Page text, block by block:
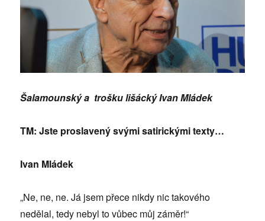
Šalamounský a trošku lišácký Ivan Mládek
TM: Jste proslavený svými satirickými texty…
Ivan Mládek
„Ne, ne, ne. Já jsem přece nikdy nic takového
nedělal, tedy nebyl to vůbec můj záměr!“